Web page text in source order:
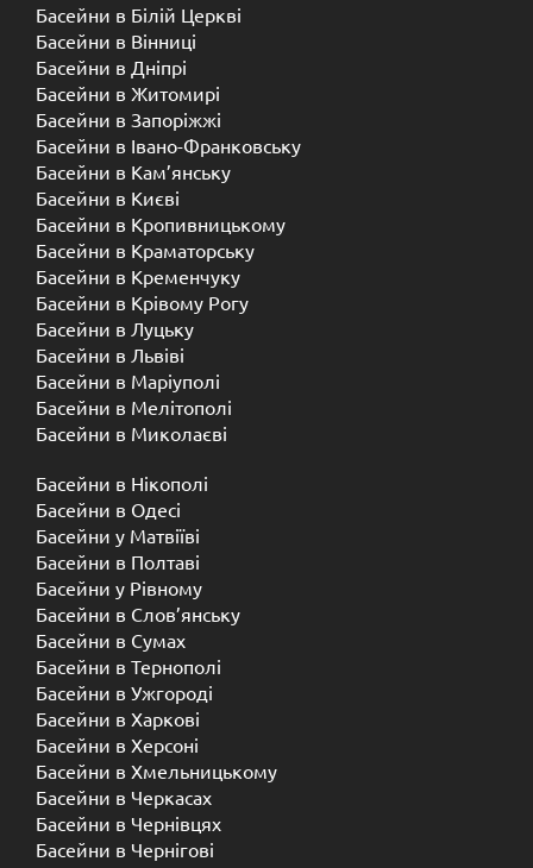
Басейни в Білій Церкві
Басейни в Вінниці
Басейни в Дніпрі
Басейни в Житомирі
Басейни в Запоріжжі
Басейни в Івано-Франковську
Басейни в Кам’янську
Басейни в Києві
Басейни в Кропивницькому
Басейни в Краматорську
Басейни в Кременчуку
Басейни в Крівому Рогу
Басейни в Луцьку
Басейни в Львіві
Басейни в Маріуполі
Басейни в Мелітополі
Басейни в Миколаєві
Басейни в Нікополі
Басейни в Одесі
Басейни у Матвіїві
Басейни в Полтаві
Басейни у ​​Рівному
Басейни в Слов’янську
Басейни в Сумах
Басейни в Тернополі
Басейни в Ужгороді
Басейни в Харкові
Басейни в Херсоні
Басейни в Хмельницькому
Басейни в Черкасах
Басейни в Чернівцях
Басейни в Чернігові